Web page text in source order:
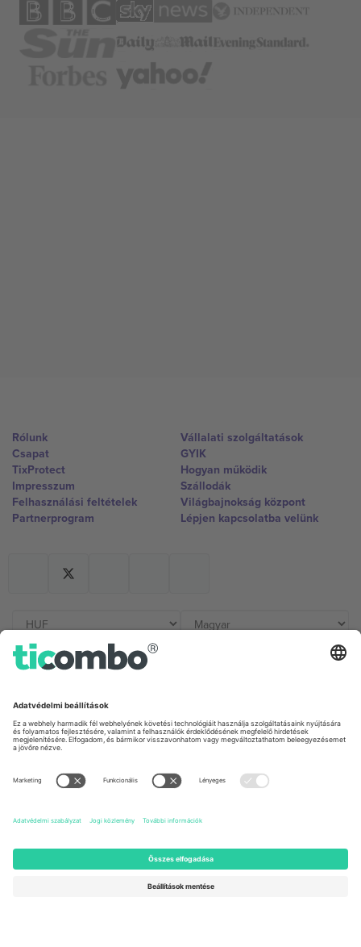
Rólunk
Csapat
TixProtect
Impresszum
Felhasználási feltételek
Partnerprogram
Vállalati szolgáltatások
GYIK
Hogyan működik
Szállodák
Világbajnokság központ
Lépjen kapcsolatba velünk
Germany
Unter den Linden 24, 10117
Berlin, Germany
United Kingdom
167 City Road, London, Greater
Newark, Delaware 19713, United
States
Engelberg, Switzerland